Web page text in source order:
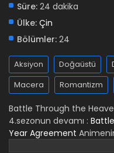
Süre: 24 dakika
Ülke: Çin
Bölümler: 24
Aksiyon Doğaüstü
Macera
Romantizm
Battle Through the
4.sezonun devamı :
Year Agreement
-Fights Break Sphere -斗